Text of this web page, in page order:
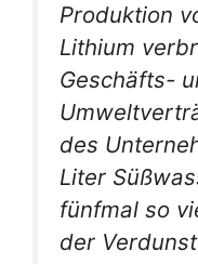
Produktion
Lithium
Geschäfts-
des
Liter
fünfmal so
der